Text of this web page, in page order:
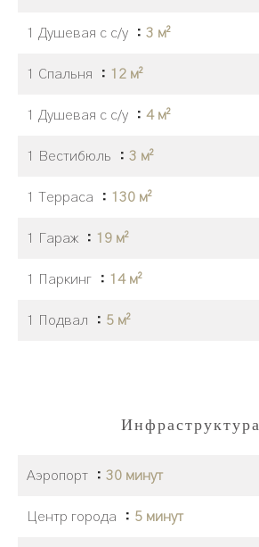
1 Душевая с с/у 3 м²
1 Спальня 12 м²
1 Душевая с с/у 4 м²
1 Вестибюль 3 м²
1 Терраса 130 м²
1 Гараж 19 м²
1 Паркинг 14 м²
1 Подвал 5 м²
Инфраструктура
Аэропорт 30 минут
Центр города 5 минут